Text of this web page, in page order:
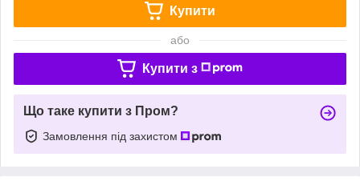
Купити
або
Купити з
Що таке купити з Пром?
Замовлення під захистом